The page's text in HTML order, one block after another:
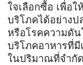
ใจเลือกซื้อ เพื่อ
บริโภคได้อย่างป
หรือโรคความดัน
บริโภคอาหารที่
ในปริมาณที่จำกั